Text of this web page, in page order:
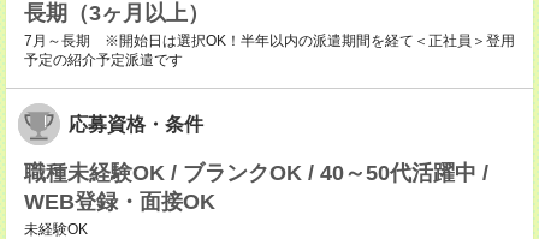
長期（3ヶ月以上）
7月～長期 ※開始日は選択OK！半年以内の派遣期間を経て＜正社員＞登用
予定の紹介予定派遣です
応募資格・条件
職種未経験OK / ブランクOK / 40～50代活躍中 /
WEB登録・面接OK
未経験OK